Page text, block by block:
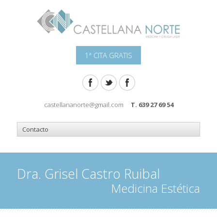
1ª CITA GRATIS
castellananorte@gmail.com T. 639 27 69 54
Dra. Grisel Castro Ruibal
Medicina Estética